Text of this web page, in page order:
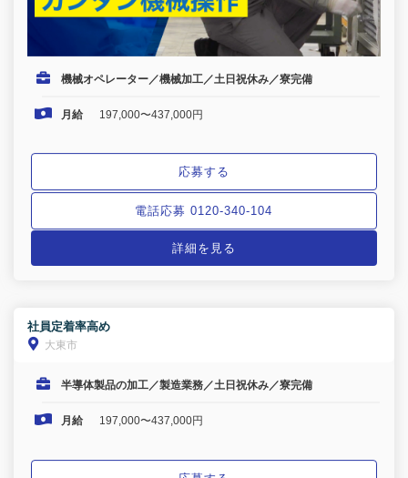
機械オペレーター／機械加工／土日祝休み／寮完備
月給 197,000〜437,000円
応募する
電話応募 0120-340-104
詳細を見る
社員定着率高め
大東市
半導体製品の加工／製造業務／土日祝休み／寮完備
月給 197,000〜437,000円